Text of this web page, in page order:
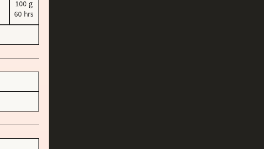
100 g
60 hrs